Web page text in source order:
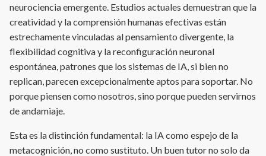
neurociencia emergente. Estudios actuales demuestran que la
creatividad y la comprensión humanas efectivas están
estrechamente vinculadas al pensamiento divergente, la
flexibilidad cognitiva y la reconfiguración neuronal
espontánea, patrones que los sistemas de IA, si bien no
replican, parecen excepcionalmente aptos para soportar. No
porque piensen como nosotros, sino porque pueden servirnos
de andamiaje.
Esta es la distinción fundamental: la IA como espejo de la
metacognición, no como sustituto. Un buen tutor no solo da